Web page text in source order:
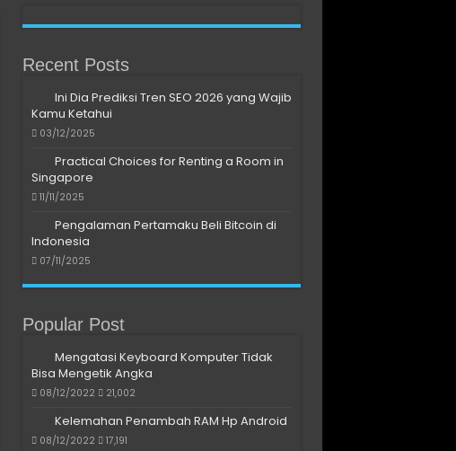
Recent Posts
Ini Dia Prediksi Tren SEO 2026 yang Wajib
Kamu Ketahui
03/12/2025
Practical Choices for Renting a Room in
Singapore
11/11/2025
Pengalaman Pertamaku Beli Bitcoin di
Indonesia
07/11/2025
Popular Post
Mengatasi Keyboard Komputer Tidak
Bisa Mengetik Angka
08/12/2022 21,002
Kelemahan Penambah RAM Hp Android
08/12/2022 17,191